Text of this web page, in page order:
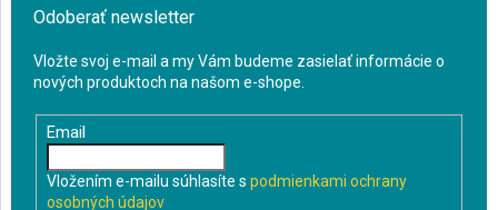
Odoberať newsletter
Vložte svoj e-mail a my Vám budeme zasielať informácie o
nových produktoch na našom e-shope.
Email
Vložením e-mailu súhlasíte s podmienkami ochrany
osobných údajov